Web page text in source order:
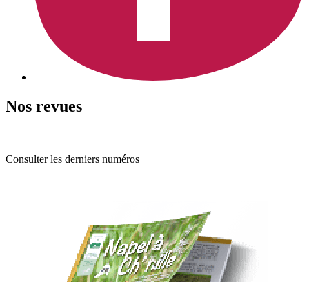
Nos revues
Consulter les derniers numéros